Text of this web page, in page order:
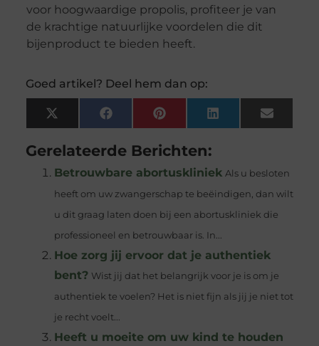
voor hoogwaardige propolis, profiteer je van
de krachtige natuurlijke voordelen die dit
bijenproduct te bieden heeft.
Goed artikel? Deel hem dan op:
X
(Twitter)
FacebookPinterestLinkedInEmail
Gerelateerde Berichten:
Betrouwbare abortuskliniek Als u besloten
heeft om uw zwangerschap te beëindigen, dan wilt
u dit graag laten doen bij een abortuskliniek die
professioneel en betrouwbaar is. In...
Hoe zorg jij ervoor dat je authentiek
bent? Wist jij dat het belangrijk voor je is om je
authentiek te voelen? Het is niet fijn als jij je niet tot
je recht voelt...
Heeft u moeite om uw kind te houden